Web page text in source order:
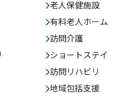
老人保健施設
有料老人ホーム
訪問介護
ショートステイ
訪問リハビリ
地域包括支援